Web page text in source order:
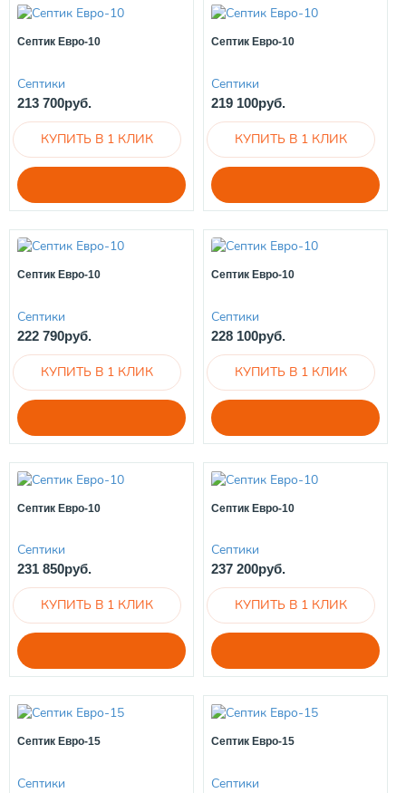
Септик Евро-10
Септики
213 700руб.
Септик Евро-10
Септики
219 100руб.
Септик Евро-10
Септики
222 790руб.
Септик Евро-10
Септики
228 100руб.
Септик Евро-10
Септики
231 850руб.
Септик Евро-10
Септики
237 200руб.
Септик Евро-15
Септики
Септик Евро-15
Септики